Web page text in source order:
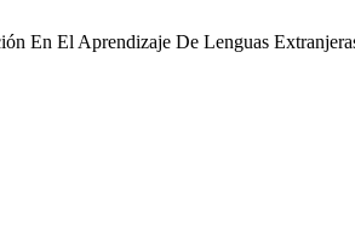
En El Aprendizaje De Lenguas